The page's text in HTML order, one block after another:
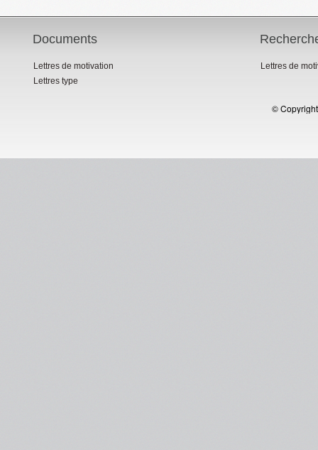
Documents
Lettres de motivation
Lettres type
Lettres de
©